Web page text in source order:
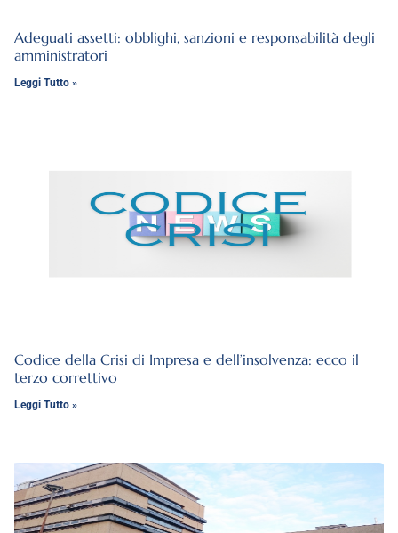
Adeguati assetti: obblighi, sanzioni e responsabilità degli
amministratori
Leggi Tutto »
Codice della Crisi di Impresa e dell’insolvenza: ecco il
terzo correttivo
Leggi Tutto »